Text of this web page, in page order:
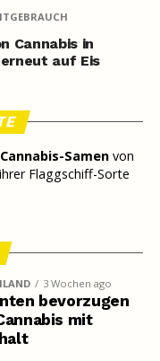
Cannabis in
auf Eis
Samenvon
Flaggschiff-Sorte
3 Wochen ago
bevorzugen
mit